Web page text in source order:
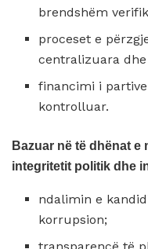
brendshëm
proceset e
centralizuara
financimi i
kontrolluar.
Bazuar në të dhënat
integritetit politik dhe
ndalimin e
korrupsion;